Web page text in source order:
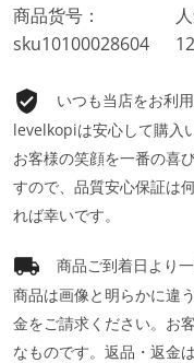
商品货号：
sku10100028604
いつも当店をお利
levelkopiは安心して購入
お客様の笑顔を一番の喜
すので、品質安心保証は
れば幸いです。
商品ご到着日より
商品は画像と明らかに違
金をご請求ください。お
なものです。返品・返金